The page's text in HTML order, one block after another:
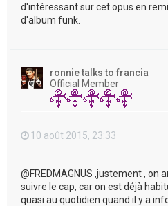
d'intéressant sur cet opus en
d'album funk.
ronnie talks to francia
Official Member
10 août 2015, 23:33
@FREDMAGNUS ,justement , on
suivre le cap, car on est déjà
quasi au quotidien quand il y a